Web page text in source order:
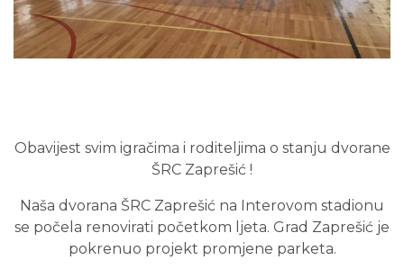
Obavijest svim igračima i roditeljima o stanju dvorane
ŠRC Zaprešić !
Naša dvorana ŠRC Zaprešić na Interovom stadionu
se počela renovirati početkom ljeta. Grad Zaprešić je
pokrenuo projekt promjene parketa.